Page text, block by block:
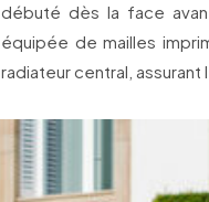
débuté dès la face
équipée de mailles
radiateur central,